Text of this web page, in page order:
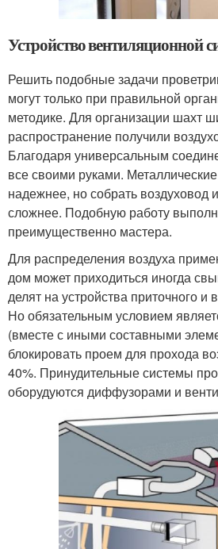
Устройство вентиляционной
Решить подобные задачи
могут только при правильной
методике. Для организации шахт
распространение получили
Благодаря универсальным
все своими руками.
надежнее, но собрать воздуховод
сложнее. Подобную работу
преимущественно мастера.
Для распределения воздуха
дом может приходиться иногда
делят на устройства приточного
Но обязательным условием
(вместе с иными составными
блокировать проем для прохода
40%. Принудительные системы
оборудуются диффузорами и